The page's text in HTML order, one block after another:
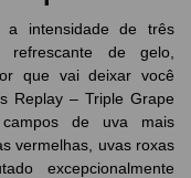
a intensidade de três
de gelo,
que vai deixar você
Replay – Triple Grape
de uva mais
vermelhas, uvas roxas
excepcionalmente